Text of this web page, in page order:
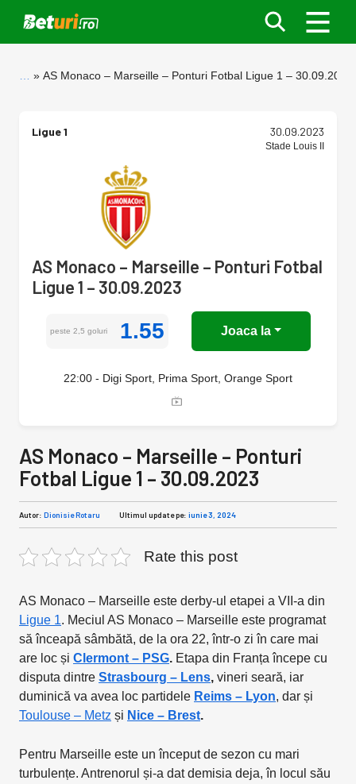
AS Monaco – Marseille – Ponturi Fotbal Ligue 1 – 30.09.2023
Ligue 1 30.09.2023
Stade Louis II
AS Monaco – Marseille – Ponturi Fotbal
Ligue 1 – 30.09.2023
peste 2,5 goluri 1.55 Joaca la
22:00 - Digi Sport, Prima Sport, Orange Sport
AS Monaco – Marseille – Ponturi
Fotbal Ligue 1 – 30.09.2023
Autor: Dionisie Rotaru Ultimul update pe: iunie 3, 2024
Rate this post
AS Monaco – Marseille este derby-ul etapei a VII-a din
Ligue 1. Meciul AS Monaco – Marseille este programat
să înceapă sâmbătă, de la ora 22, într-o zi în care mai
are loc și Clermont – PSG. Etapa din Franța începe cu
disputa dintre Strasbourg – Lens, vineri seară, iar
duminică va avea loc partidele Reims – Lyon, dar și
Toulouse – Metz și Nice – Brest.
Pentru Marseille este un început de sezon cu mari
turbulențe. Antrenorul și-a dat demisia deja, în locul său